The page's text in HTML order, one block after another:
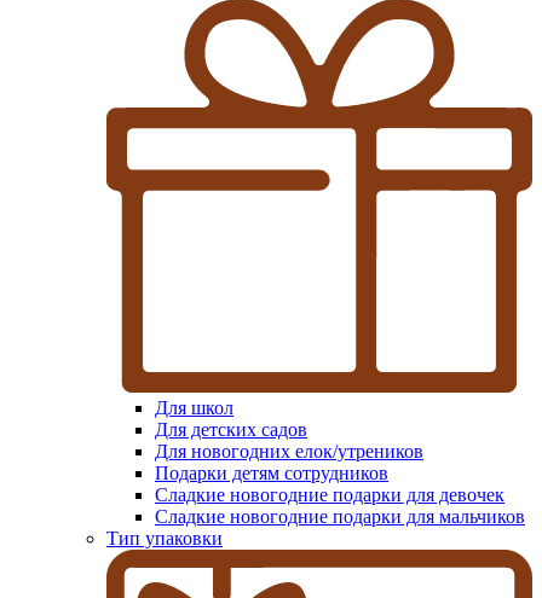
Для школ
Для детских садов
Для новогодних елок/утреников
Подарки детям сотрудников
Сладкие новогодние подарки для девочек
Сладкие новогодние подарки для мальчиков
Тип упаковки